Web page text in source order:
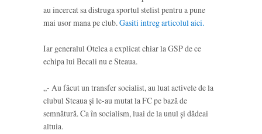
au incercat sa distruga sportul stelist pentru a pune
mai usor mana pe club.Gasiti intreg articolul aici.
Iar generalul Otelea a explicat chiar la GSP de ce
echipa lui Becali nu e Steaua.
„- Au făcut un transfer socialist, au luat activele de la
clubul Steaua şi le-au mutat la FC pe bază de
semnătură. Ca în socialism, luai de la unul şi dădeai
altuia.